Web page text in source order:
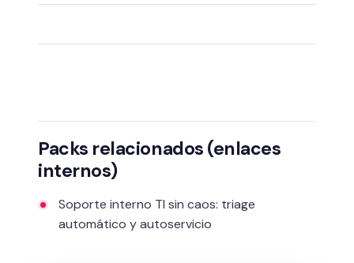
Packs relacionados (enlaces
internos)
Soporte interno TI sin caos: triage
automático y autoservicio